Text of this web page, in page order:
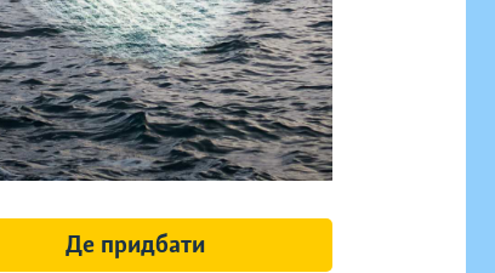
Де придбати